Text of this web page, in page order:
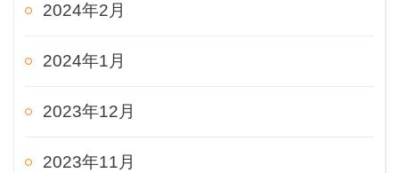
2024年2月
2024年1月
2023年12月
2023年11月